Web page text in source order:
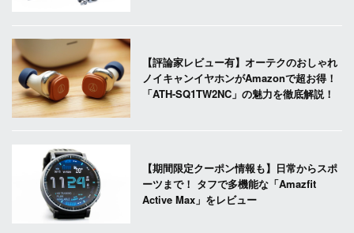
【評論家レビュー有】オーテクのおしゃれ
ノイキャンイヤホンがAmazonで超お得！
「ATH-SQ1TW2NC」の魅力を徹底解説！
【期間限定クーポン情報も】日常からスポ
ーツまで！ タフで多機能な「Amazfit
Active Max」をレビュー